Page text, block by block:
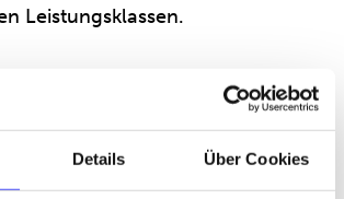
Details Über Cookies
Leistungsklassen.
verschiedenster
Ebenfalls in